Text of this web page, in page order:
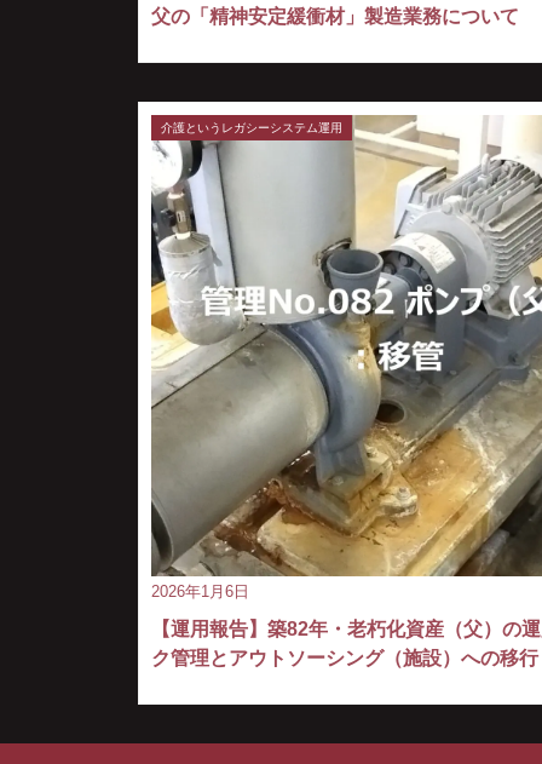
父の「精神安定緩衝材」製造業務について
2026年1月6日
介護というレガシーシステム運用
【運用報告】築82年・老朽化資産（父）の
ク管理とアウトソーシング（施設）への移行